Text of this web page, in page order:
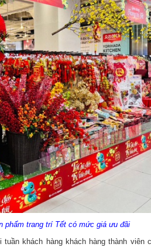
phẩm trang trí Tết có mức giá ưu đãi
khách hàng khách hàng thành viên